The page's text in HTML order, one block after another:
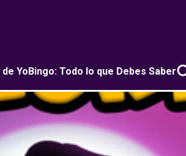
YoBingo: Todo lo que Debes Saber